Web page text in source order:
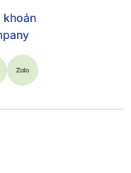
khoán